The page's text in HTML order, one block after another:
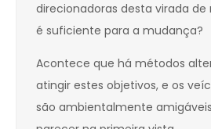
direcionadoras desta virada de
é suficiente para a mudança?
Acontece que há métodos
atingir estes objetivos, e os
são ambientalmente